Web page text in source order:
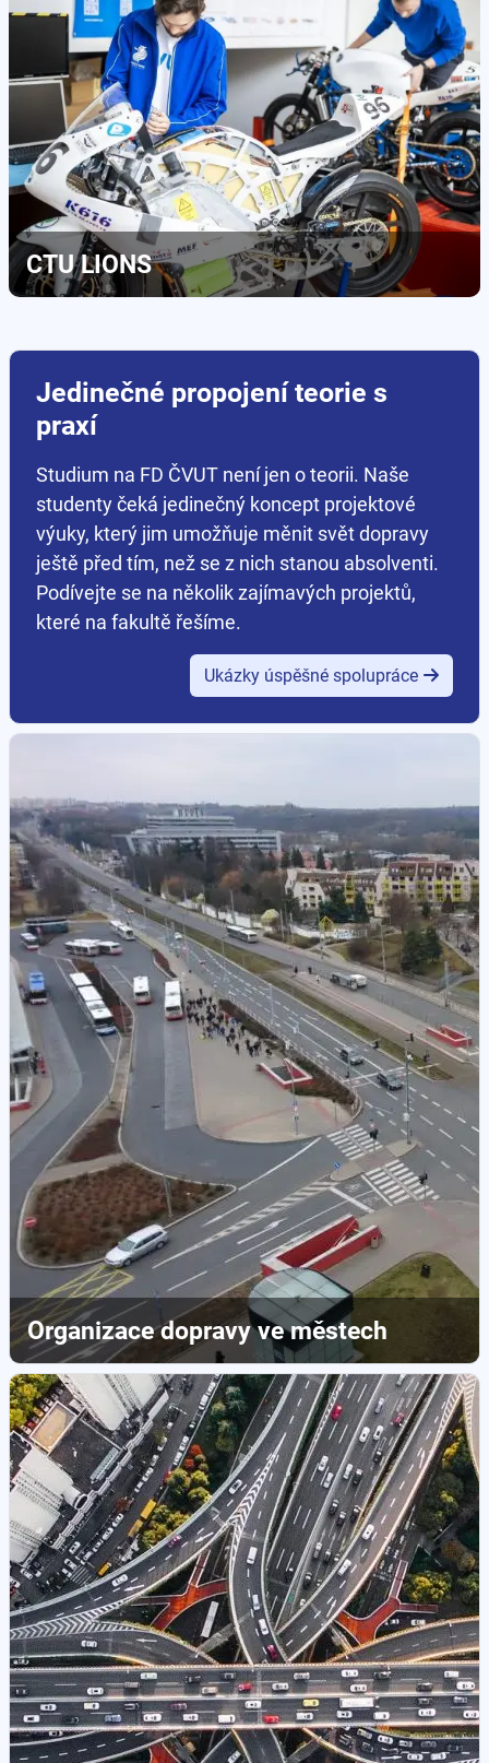
CTU LIONS
Jedinečné propojení teorie s
praxí
Studium na FD ČVUT není jen o teorii. Naše
studenty čeká jedinečný koncept projektové
výuky, který jim umožňuje měnit svět dopravy
ještě před tím, než se z nich stanou absolventi.
Podívejte se na několik zajímavých projektů,
které na fakultě řešíme.
Ukázky úspěšné spolupráce
Organizace dopravy ve městech